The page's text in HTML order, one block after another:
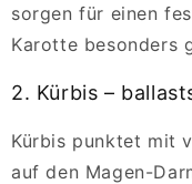
sorgen für einen
Karotte besonders
2. Kürbis –
Kürbis punktet mit
auf den Magen-